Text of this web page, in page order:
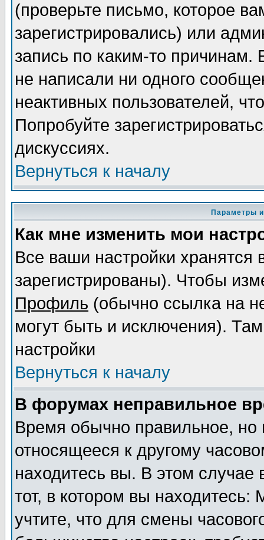
(проверьте письмо, которое
зарегистрировались) или
запись по каким-то
не написали ни одного
неактивных пользователей,
Попробуйте
дискуссиях.
Вернуться к началу
Параметры
Как мне изменить мои
Все ваши настройки
зарегистрированы). Чтобы
Профиль (обычно ссылка на
могут быть и исключения).
настройки
Вернуться к началу
В форумах неправильное
Время обычно правильное,
относящееся к другому
находитесь вы. В этом
тот, в котором вы
учтите, что для смены